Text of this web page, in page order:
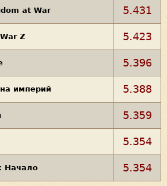
at War 5.431
Z 5.423
5.396
империй 5.388
5.359
5.354
Начало 5.354